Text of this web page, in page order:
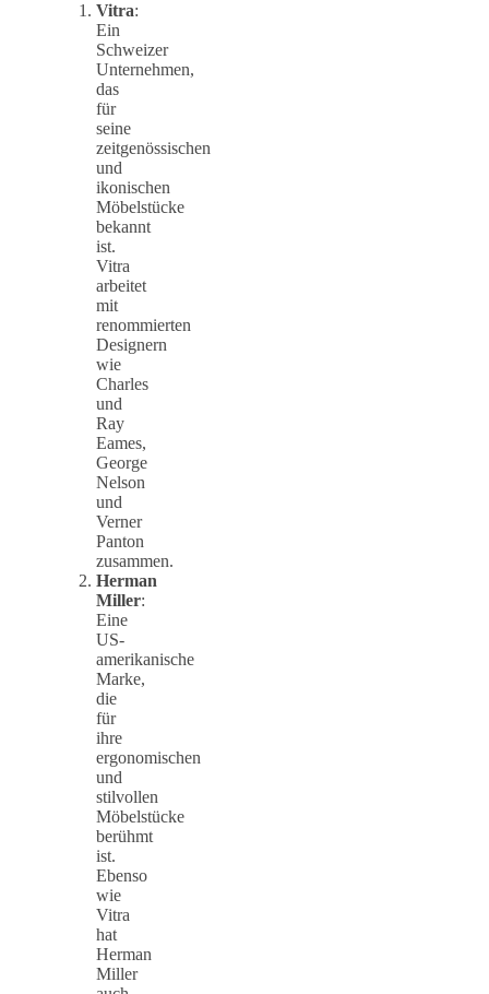
Vitra:
Ein
Schweizer
Unternehmen,
das
für
seine
zeitgenössischen
und
ikonischen
Möbelstücke
bekannt
ist.
Vitra
arbeitet
mit
renommierten
Designern
wie
Charles
und
Ray
Eames,
George
Nelson
und
Verner
Panton
zusammen.
Herman
Miller:
Eine
US-
amerikanische
Marke,
die
für
ihre
ergonomischen
und
stilvollen
Möbelstücke
berühmt
ist.
Ebenso
wie
Vitra
hat
Herman
Miller